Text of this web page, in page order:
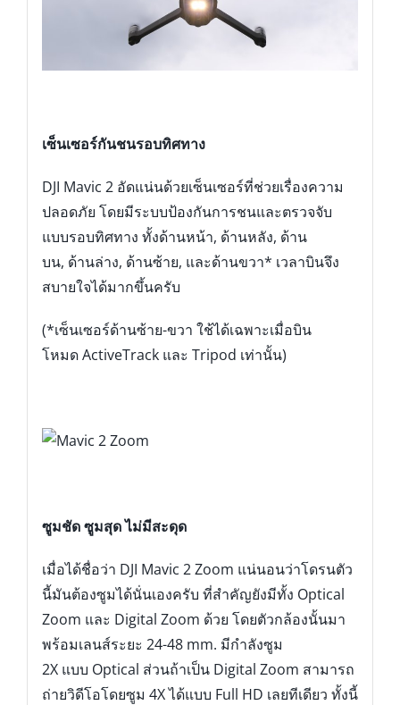
เซ็นเซอร์กันชนรอบทิศทาง
DJI Mavic 2 อัดแน่นด้วยเซ็นเซอร์ที่ช่วยเรื่องความ
ปลอดภัย โดยมีระบบป้องกันการชนและตรวจจับ
แบบรอบทิศทาง ทั้งด้านหน้า, ด้านหลัง, ด้าน
บน, ด้านล่าง, ด้านซ้าย, และด้านขวา* เวลาบินจึง
สบายใจได้มากขึ้นครับ
(*เซ็นเซอร์ด้านซ้าย-ขวา ใช้ได้เฉพาะเมื่อบิน
โหมด ActiveTrack และ Tripod เท่านั้น)
ซูมชัด ซูมสุด ไม่มีสะดุด
เมื่อได้ชื่อว่า DJI Mavic 2 Zoom แน่นอนว่าโดรนตัว
นี้มันต้องซูมได้นั่นเองครับ ที่สำคัญยังมีทั้ง Optical
Zoom และ ​Digital Zoom ด้วย โดยตัวกล้องนั้นมา
พร้อมเลนส์ระยะ 24-48 mm. มีกำลังซูม
2X แบบ Optical ส่วนถ้าเป็น ​Digital Zoom สามารถ
ถ่ายวิดีโอโดยซูม 4X ได้แบบ Full HD เลยทีเดียว ทั้งนี้